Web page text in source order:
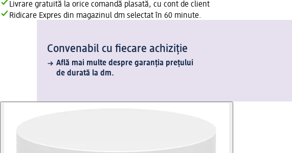
Livrare gratuită la orice comandă plasată, cu cont de client
Ridicare Expres din magazinul dm selectat în 60 minute.
Convenabil cu fiecare achiziție
Află mai multe despre garanția prețului
de durată la dm.